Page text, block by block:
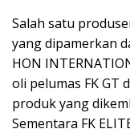
Salah satu
yang dipamerkan
HON
oli pelumas FK GT
produk yang
Sementara FK